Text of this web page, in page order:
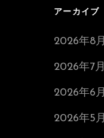
アーカイブ
2026年8月
2026年7月
2026年6月
2026年5月